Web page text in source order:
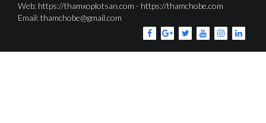
Web: https://thamxoplotsan.com - https://thamchobe.com
Email: thamchobe@gmail.com